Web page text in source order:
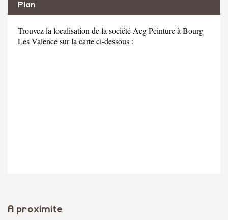
Plan
Trouvez la localisation de la société Acg Peinture à Bourg
Les Valence sur la carte ci-dessous :
A proximite